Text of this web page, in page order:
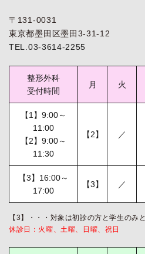
〒131-0031
東京都墨田区墨田3-31-12
TEL.03-3614-2255
整形外科
受付時間
月 火
【1】9:00～
11:00
【2】9:00～
11:30
【2】 ／
【3】16:00～
17:00
【3】 ／
【3】・・・対象は初診の方と学生のみ
休診日：火曜、土曜、日曜、祝日